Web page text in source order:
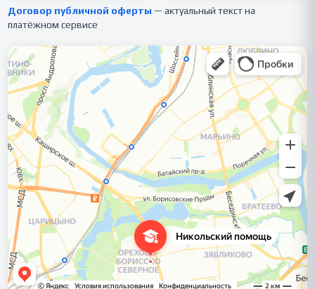
Договор публичной оферты — актуальный текст на
платёжном сервисе